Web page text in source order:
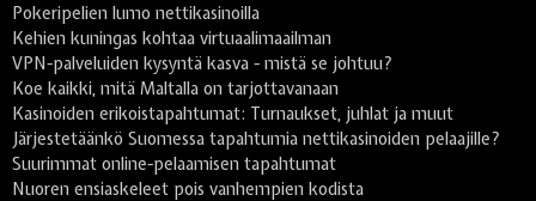
Pokeripelien lumo nettikasinoilla
Kehien kuningas kohtaa virtuaalimaailman
VPN-palveluiden kysyntä kasva - mistä se johtuu?
Koe kaikki, mitä Maltalla on tarjottavanaan
Kasinoiden erikoistapahtumat: Turnaukset, juhlat ja muut
Järjestetäänkö Suomessa tapahtumia nettikasinoiden pelaajille?
Suurimmat online-pelaamisen tapahtumat
Nuoren ensiaskeleet pois vanhempien kodista